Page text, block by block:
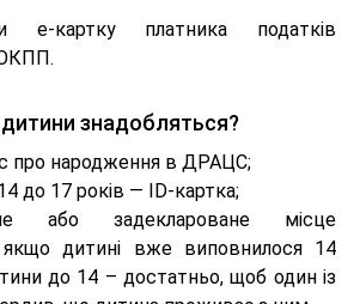
е-картку платника податків
знадобляться?
про народження в ДРАЦС;
до 17 років — ID-картка;
або задеклароване місце
якщо дитині вже виповнилося 14
до 14 – достатньо, щоб один із